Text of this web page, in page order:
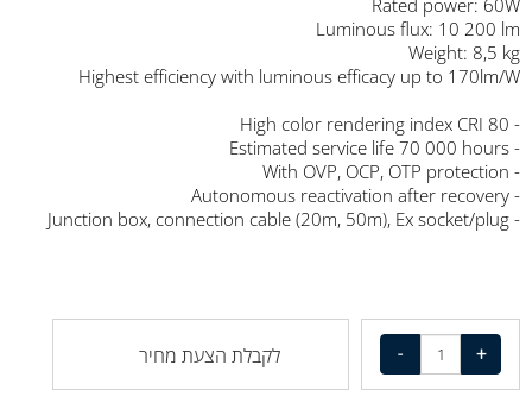
Luminous flux: 10 200 lm
Weight: 8,5 kg
Highest efficiency with luminous efficacy up to 170lm/W
- High color rendering index CRI 80
- Estimated service life 70 000 hours
- With OVP, OCP, OTP protection
- Autonomous reactivation after recovery
- Junction box, connection cable (20m, 50m), Ex socket/plug
לקבלת הצעת מחיר